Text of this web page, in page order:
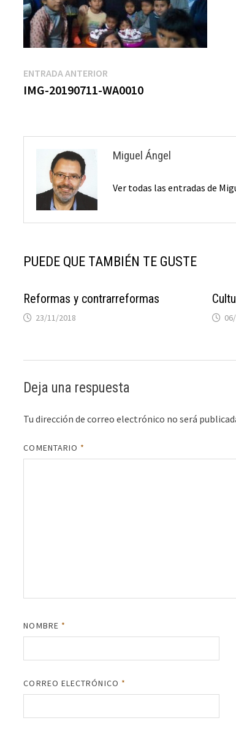
Navegación
de
ENTRADA ANTERIOR
anterior:
IMG-20190711-WA0010
Miguel Ángel
Ver todas las entradas de
PUEDE QUE TAMBIÉN TE GUSTE
Reformas y contrarreformas
23/11/2018
Deja una respuesta
Tu dirección de correo electrónico no será
COMENTARIO *
NOMBRE *
CORREO ELECTRÓNICO *